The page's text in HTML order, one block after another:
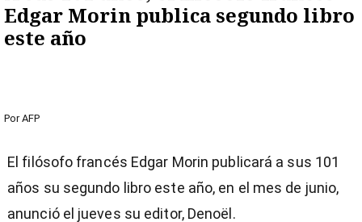
Edgar Morin publica segundo libro
este año
Por AFP
El filósofo francés Edgar Morin publicará a sus 101
años su segundo libro este año, en el mes de junio,
anunció el jueves su editor, Denoël.